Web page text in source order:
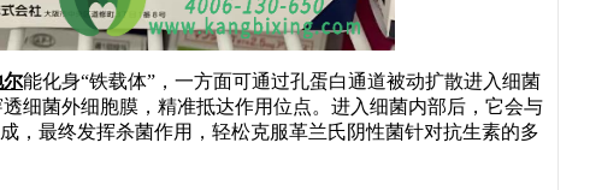
尔能化身“铁载体”，一方面可通过孔蛋白通道被动扩散进入细菌
细菌外细胞膜，精准抵达作用位点。进入细菌内部后，它会与
，最终发挥杀菌作用，轻松克服革兰氏阴性菌针对抗生素的多